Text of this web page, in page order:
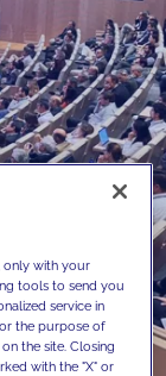
only with your
tools to send you
service in
the purpose of
the site. Closing
with the "X" or